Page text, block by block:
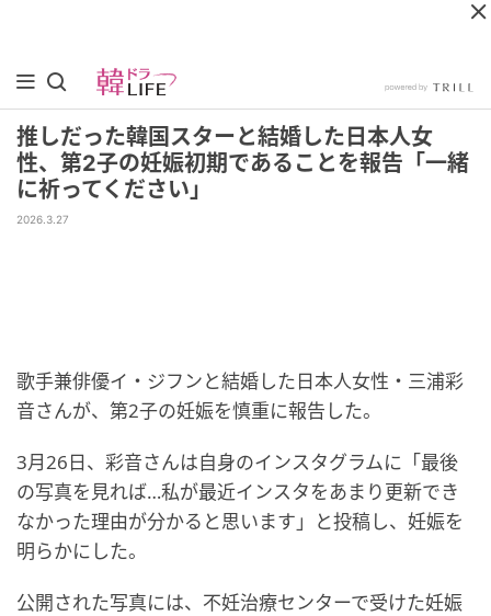
推しだった韓国スターと結婚した日本人女
性、第2子の妊娠初期であることを報告「一緒
に祈ってください」
2026.3.27
歌手兼俳優イ・ジフンと結婚した日本人女性・三浦彩
音さんが、第2子の妊娠を慎重に報告した。
3月26日、彩音さんは自身のインスタグラムに「最後
の写真を見れば…私が最近インスタをあまり更新でき
なかった理由が分かると思います」と投稿し、妊娠を
明らかにした。
公開された写真には、不妊治療センターで受けた妊娠